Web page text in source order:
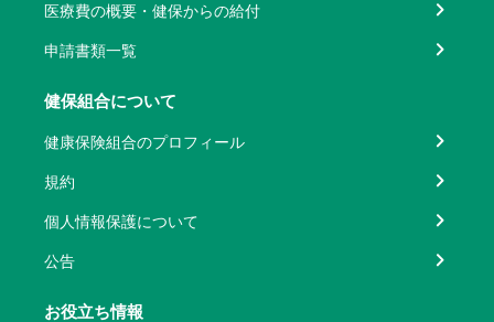
医療費の概要・健保からの給付
申請書類一覧
健保組合について
健康保険組合のプロフィール
規約
個人情報保護について
公告
お役立ち情報